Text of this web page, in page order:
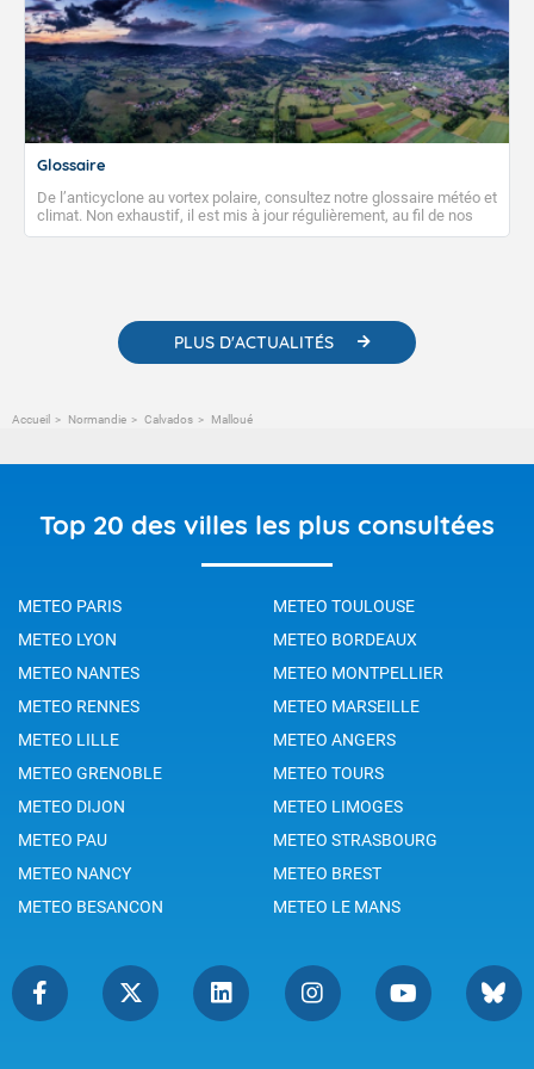
Glossaire
De l’anticyclone au vortex polaire, consultez notre glossaire météo et
climat. Non exhaustif, il est mis à jour régulièrement, au fil de nos
publications. Vous y trouverez également des liens utiles vers nos
PLUS D'ACTUALITÉS
Accueil Normandie Calvados Malloué
Top 20 des villes les plus consultées
METEO PARIS
METEO TOULOUSE
METEO LYON
METEO BORDEAUX
METEO NANTES
METEO MONTPELLIER
METEO RENNES
METEO MARSEILLE
METEO LILLE
METEO ANGERS
METEO GRENOBLE
METEO TOURS
METEO DIJON
METEO LIMOGES
METEO PAU
METEO STRASBOURG
METEO NANCY
METEO BREST
METEO BESANCON
METEO LE MANS